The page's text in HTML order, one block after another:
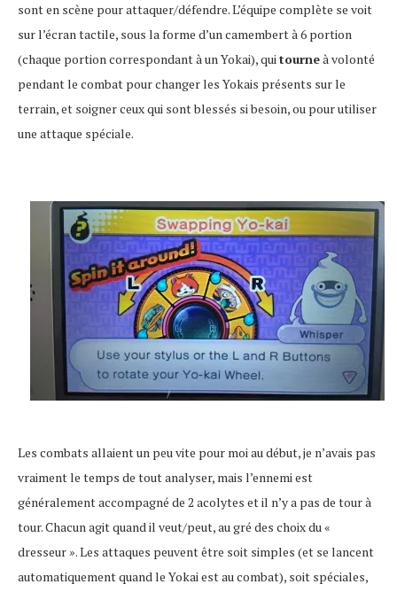
sont en scène pour attaquer/défendre. L’équipe complète se voit
sur l’écran tactile, sous la forme d’un camembert à 6 portion
(chaque portion correspondant à un Yokai), quitourneà volonté
pendant le combat pour changer les Yokais présents sur le
terrain, et soigner ceux qui sont blessés si besoin, ou pour utiliser
une attaque spéciale.
Les combats allaient un peu vite pour moi au début, je n’avais pas
vraiment le temps de tout analyser, mais l’ennemi est
généralement accompagné de 2 acolytes et il n’y a pas de tour à
tour. Chacun agit quand il veut/peut, au gré des choix du «
dresseur ». Les attaques peuvent être soit simples (et se lancent
automatiquement quand le Yokai est au combat), soit spéciales,